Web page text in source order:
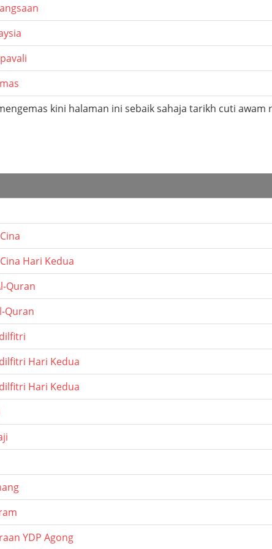
kini halaman ini sebaik sahaja tarikh cuti awam
Hari Kedua
Quran
Quran
Hari Kedua
Hari Kedua
YDP Agong